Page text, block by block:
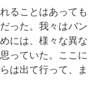
ることはあっても
った。我々はバン
には、様々な異な
っていた。ここに
は出て行って、ま